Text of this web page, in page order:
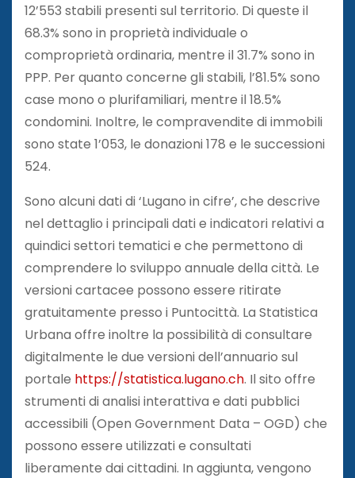
12’553 stabili presenti sul territorio. Di queste il
68.3% sono in proprietà individuale o
comproprietà ordinaria, mentre il 31.7% sono in
PPP. Per quanto concerne gli stabili, l’81.5% sono
case mono o plurifamiliari, mentre il 18.5%
condomini. Inoltre, le compravendite di immobili
sono state 1’053, le donazioni 178 e le successioni
524.
Sono alcuni dati di ‘Lugano in cifre’, che descrive
nel dettaglio i principali dati e indicatori relativi a
quindici settori tematici e che permettono di
comprendere lo sviluppo annuale della città. Le
versioni cartacee possono essere ritirate
gratuitamente presso i Puntocittà. La Statistica
Urbana offre inoltre la possibilità di consultare
digitalmente le due versioni dell’annuario sul
portale https://statistica.lugano.ch. Il sito offre
strumenti di analisi interattiva e dati pubblici
accessibili (Open Government Data – OGD) che
possono essere utilizzati e consultati
liberamente dai cittadini. In aggiunta, vengono